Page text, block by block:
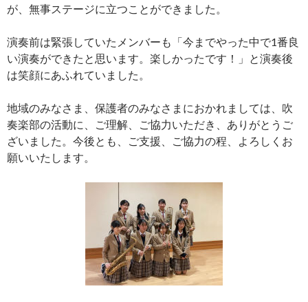
が、無事ステージに立つことができました。
演奏前は緊張していたメンバーも「今までやった中で1番良
い演奏ができたと思います。楽しかったです！」と演奏後
は笑顔にあふれていました。
地域のみなさま、保護者のみなさまにおかれましては、吹
奏楽部の活動に、ご理解、ご協力いただき、ありがとうご
ざいました。今後とも、ご支援、ご協力の程、よろしくお
願いいたします。